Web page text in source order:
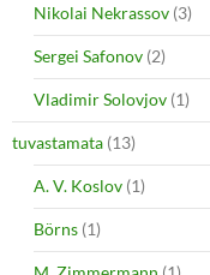
Nikolai Nekrassov (3)
Sergei Safonov (2)
Vladimir Solovjov (1)
tuvastamata (13)
A. V. Koslov (1)
Börns (1)